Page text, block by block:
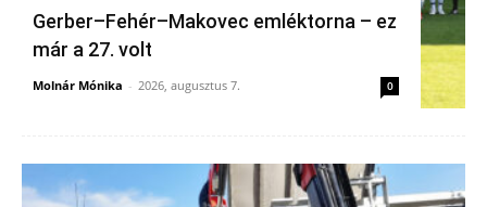
Gerber–Fehér–Makovec emléktorna – ez
már a 27. volt
Molnár Mónika - 2026, augusztus 7. 0